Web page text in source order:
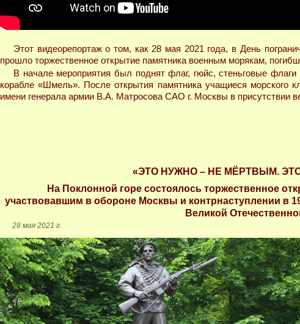
Этот видеорепортаж о том, как 28 мая 2021 года, в День
прошло торжественное открытие памятника военным морякам,
В начале мероприятия был поднят флаг, гюйс, стеньговые
корабле «Шмель». После открытия памятника учащиеся морского
имени генерала армии В.А. Матросова САО г. Москвы в присутствии
«ЭТО НУЖНО – НЕ МЁРТВЫМ.
На Поклонной горе состоялось торжественное
участвовавшим в обороне Москвы и контрнаступлении в
Великой
28 мая 2021 г.